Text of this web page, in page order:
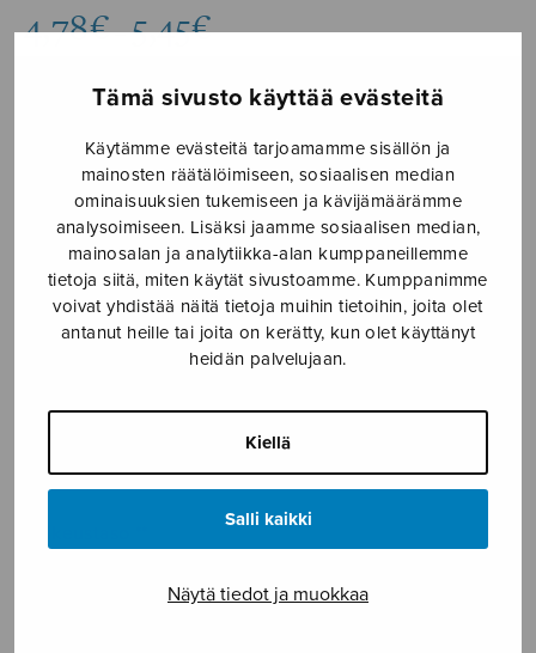
Tämä sivusto käyttää evästeitä
Käytämme evästeitä tarjoamamme sisällön ja
mainosten räätälöimiseen, sosiaalisen median
ominaisuuksien tukemiseen ja kävijämäärämme
analysoimiseen. Lisäksi jaamme sosiaalisen median,
mainosalan ja analytiikka-alan kumppaneillemme
tietoja siitä, miten käytät sivustoamme. Kumppanimme
voivat yhdistää näitä tietoja muihin tietoihin, joita olet
antanut heille tai joita on kerätty, kun olet käyttänyt
heidän palvelujaan.
Kiellä
Salli kaikki
Näytä tiedot ja muokkaa
4,78€ – 5,45€4,78€
5,45€
Lord's
Prayer
määrä
OSTOSKORIIN
S2757
ISMN 979-0-55013-757-8
SELAA NUOTTIA